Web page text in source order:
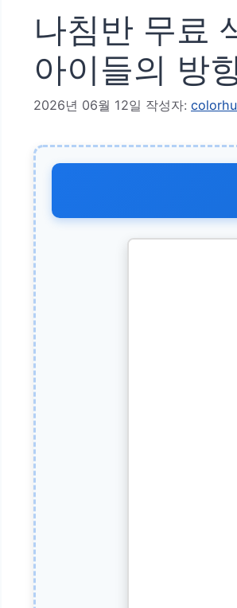
나침반 무료
아이들의 방
2026년 06월 12일 작성자: